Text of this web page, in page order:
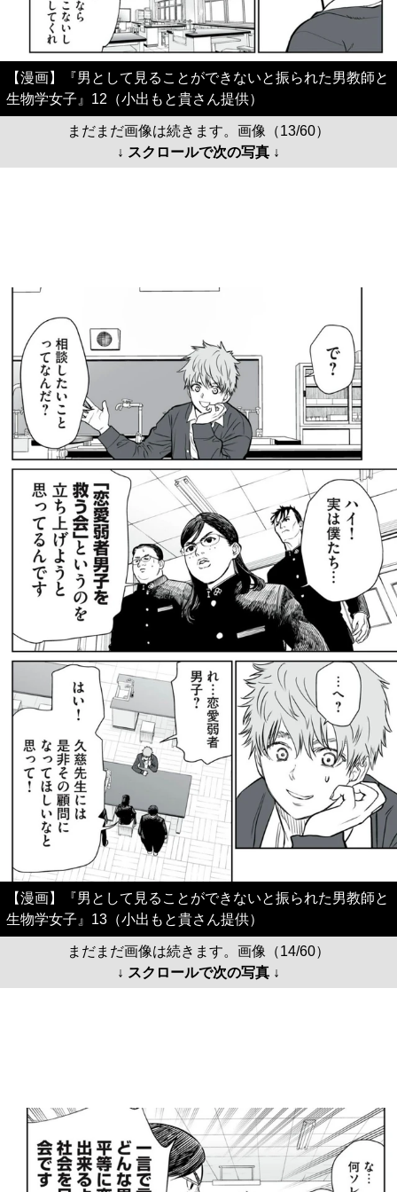
【漫画】『男として見ることができないと振られた男教師と
生物学女子』12（小出もと貴さん提供）
まだまだ画像は続きます。画像（13/60）
↓ スクロールで次の写真 ↓
【漫画】『男として見ることができないと振られた男教師と
生物学女子』13（小出もと貴さん提供）
まだまだ画像は続きます。画像（14/60）
↓ スクロールで次の写真 ↓